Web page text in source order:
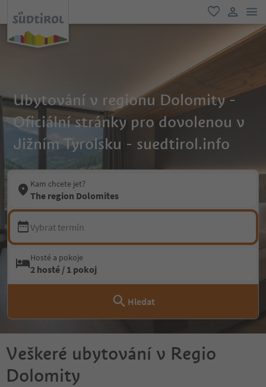
oblíbené
Ubytování v regionu Dolomity -
Oficiální stránky pro dovolenou v
Jižním Tyrolsku - suedtirol.info
Kam chcete jet?
The region Dolomites
Vybrat termín
Hosté a pokoje
2 hosté / 1 pokoj
Hledat
Veškeré ubytování v Regio
Dolomity